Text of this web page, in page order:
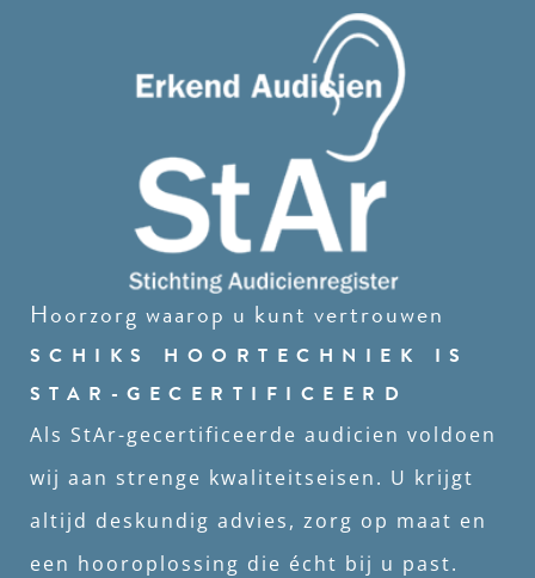
Hoorzorg waarop u kunt vertrouwen
SCHIKS HOORTECHNIEK IS
STAR-GECERTIFICEERD
Als StAr-gecertificeerde audicien voldoen
wij aan strenge kwaliteitseisen. U krijgt
altijd deskundig advies, zorg op maat en
een hooroplossing die écht bij u past.